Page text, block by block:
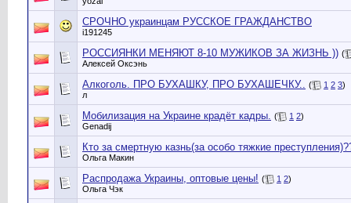
СРОЧНО украинцам РУССКОЕ ГРАЖДАНСТВО
i191245
РОССИЯНКИ МЕНЯЮТ 8-10 МУЖИКОВ ЗА ЖИЗНЬ )) (
Алексей Оксэнь
Алкоголь. ПРО БУХАШКУ, ПРО БУХАШЕЧКУ.. ( 1 2 3)
л
Мобилизация на Украине крадёт кадры. ( 1 2)
Genadij
Кто за смертную казнь(за особо тяжкие
Ольга Макин
Распродажа Украины, оптовые цены! ( 1 2)
Ольга Чэк